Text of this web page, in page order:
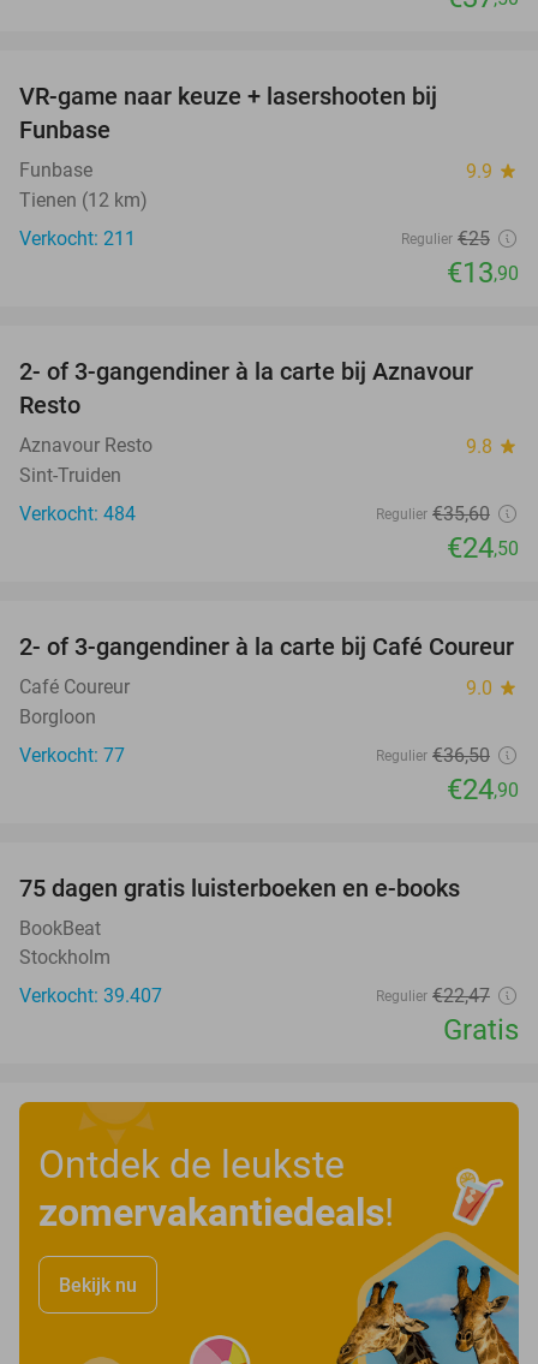
VR-game naar keuze + lasershooten bij
Funbase
Funbase 9.9 star
Tienen (12 km)
Verkocht: 211
Regulier €25
€13,90
31%
2- of 3-gangendiner à la carte bij Aznavour
Resto
Aznavour Resto 9.8 star
Sint-Truiden
Verkocht: 484
Regulier €35,60
€24,50
32%
2- of 3-gangendiner à la carte bij Café Coureur
Café Coureur 9.0 star
Borgloon
Verkocht: 77
Regulier €36,50
€24,90
75 dagen gratis luisterboeken en e-books
BookBeat
Stockholm
Verkocht: 39.407
Regulier €22,47
Gratis
Ontdek de leukste
zomervakantiedeals!
Bekijk nu